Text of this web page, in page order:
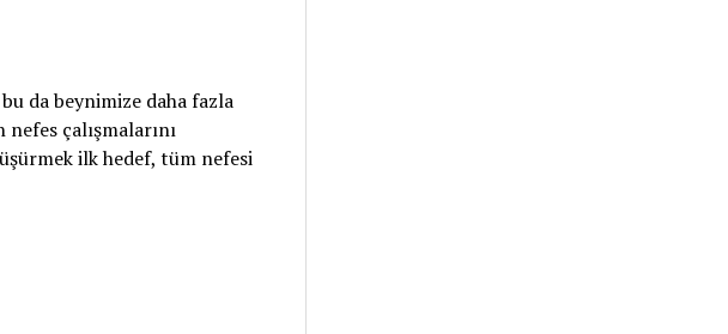
da beynimize daha fazla
çalışmalarını
ilk hedef, tüm nefesi